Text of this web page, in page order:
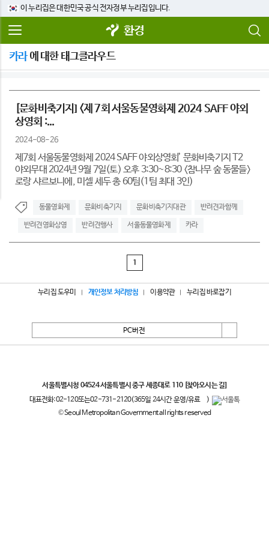
이 누리집은 대한민국 공식 전자정부 누리집입니다.
환경
카라에 대한 태그클라우드
[문화비축기지] <제 7회 서울동물영화제 2024 SAFF 야외
상영회 :...
2024-08-26
제7회 서울동물영화제 2024 SAFF 야외상영회’ 문화비축기지 T2
야외무대 2024년 9월 7일(토) 오후 3:30~8:30 <참나무 숲 동물들>
로랑 샤르보니에, 미셀 세두 총 60팀(1팀 최대 3인)
동물영화제 문화비축기지 문화비축기지대관 반려견과함께
반려견영화상영 반려견행사 서울동물영화제 카라
1
누리집 도우미 개인정보 처리방침 이용약관 누리집 바로잡기
PC버전
서울특별시청 04524 서울특별시 중구 세종대로 110 [찾아오시는 길]
대표전화:02-120또는02-731-2120(365일 24시간 운영/유료
)
© Seoul Metropolitan Government all rights reserved